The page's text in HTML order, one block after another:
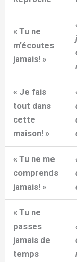
« Tu ne
m’écoutes
jamais! »
« Je fais
tout dans
cette
maison! »
« Tu ne me
comprends
jamais! »
« Tu ne
passes
jamais de
temps